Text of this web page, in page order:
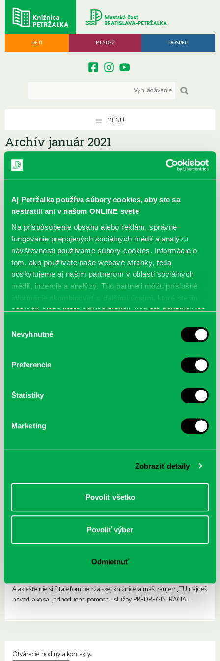
Aj Petržalka používa súbory cookies, aby ste sa
nestratili ani v našom ONLINE svete
Na prispôsobenie obsahu alebo reklám, správne
fungovanie prepojených sociálnych médií a analýzu
návštevnosti používame súbory cookies. Informácie o
tom, ako používate naše webové stránky, teda
poskytujeme aj našim partnerom v oblasti sociálnych
médií, inzercie a analýzy. Títo partneri môžu príslušné
informácie skombinovať s ďalšími údajmi, ktoré ste im
poskytli, alebo ktoré od vás získali, keď ste používali ich
súhlasu
Nevyhnutné
Preferencie
Štatistiky
Marketing
Zobraziť detaily
Povoliť všetko
Povoliť výber
Odmietnuť
DETI MLÁDEŽ DOSPELÍ
MENU
Archív január 2021
Do knižníc sa dostanú len ľudia s negatívnym testom,
26.01.
Od stredy (27. 1.) Úrad verejného zdravotníctva (ÚVZ) SR opäť povolil
test…
A ak ešte nie si čitateľom petržalskej knižnice a máš záujem, TU nájdeš
návod, ako sa jednoducho pomocou služby PREDREGISTRÁCIA …
Otváracie hodiny a kontakty: